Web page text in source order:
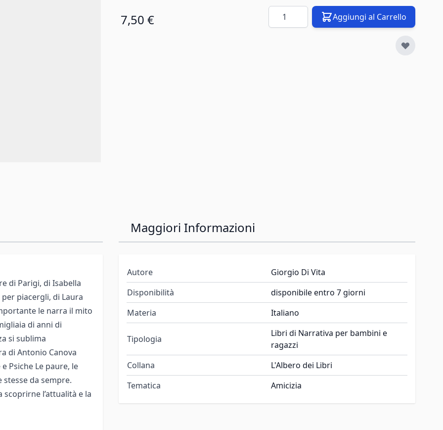
7,50 € Quantità Aggiungi al Carrello
di Parigi, di Isabella
piacergli, di Laura
le narra il mito
di anni di
si sublima
di Antonio Canova
Psiche Le paure, le
da sempre.
l’attualità e la
Maggiori Informazioni
Autore
Giorgio Di Vita
Disponibilità
disponibile entro 7 giorni
Materia
Italiano
Tipologia
Libri di Narrativa per bambini e
ragazzi
Collana
L'Albero dei Libri
Tematica
Amicizia